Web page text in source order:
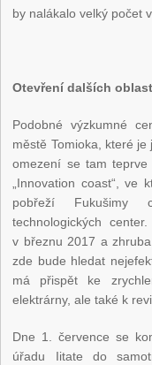
by nalákalo velký počet
Otevření dalších
Podobné výzkumné
městě Tomioka, které
omezení se tam
„Innovation coast“, ve
pobřeží Fukušimy
technologických
v březnu 2017 a
zde bude hledat
má přispět ke
elektrárny, ale také k
Dne 1. července se
úřadu Iitate do